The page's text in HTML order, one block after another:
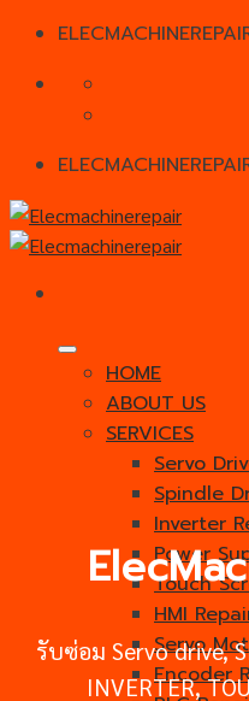
Skip
content
HOME
ABOUT US
SERVICES
Servo
Spindle
Inverter
Power
Touch
HMI
Servo
Encoder
รับซ่อม Servo drive,
INVERTER,